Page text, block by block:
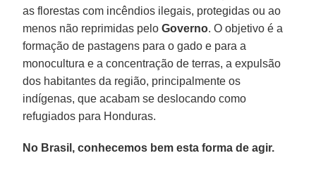
as florestas com incêndios ilegais, protegidas ou ao
menos não reprimidas peloGoverno. O objetivo é a
formação de pastagens para o gado e para a
monocultura e a concentração de terras, a expulsão
dos habitantes da região, principalmente os
indígenas, que acabam se deslocando como
refugiados para Honduras.
No Brasil, conhecemos bem esta forma de agir.